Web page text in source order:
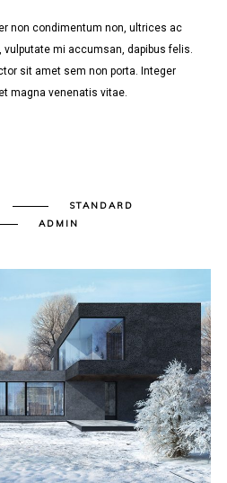
non condimentum non, ultrices ac
mi accumsan, dapibus felis.
sit amet sem non porta. Integer
magna venenatis vitae.
STANDARD
ADMIN